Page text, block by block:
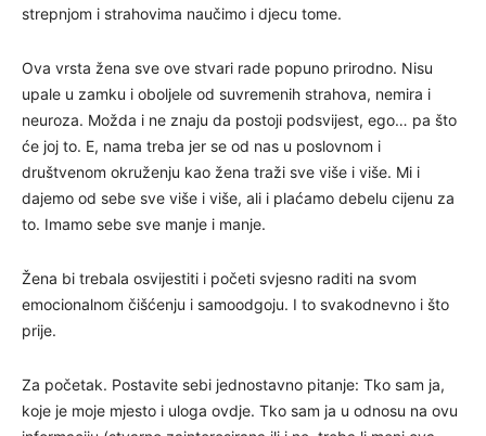
strepnjom i strahovima naučimo i djecu tome.
Ova vrsta žena sve ove stvari rade popuno prirodno. Nisu
upale u zamku i oboljele od suvremenih strahova, nemira i
neuroza. Možda i ne znaju da postoji podsvijest, ego… pa što
će joj to. E, nama treba jer se od nas u poslovnom i
društvenom okruženju kao žena traži sve više i više. Mi i
dajemo od sebe sve više i više, ali i plaćamo debelu cijenu za
to. Imamo sebe sve manje i manje.
Žena bi trebala osvijestiti i početi svjesno raditi na svom
emocionalnom čišćenju i samoodgoju. I to svakodnevno i što
prije.
Za početak. Postavite sebi jednostavno pitanje: Tko sam ja,
koje je moje mjesto i uloga ovdje. Tko sam ja u odnosu na ovu